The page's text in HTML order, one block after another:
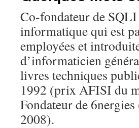
Co-fondateur de
informatique qui est
employées et
d’informaticien
livres techniques
1992 (prix AFISI du
Fondateur de
2008).